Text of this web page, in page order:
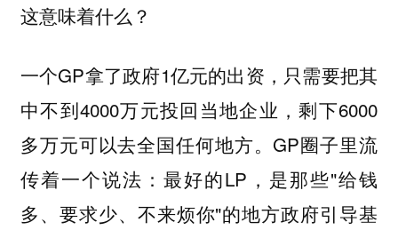
这意味着什么？
一个GP拿了政府1亿元的出资，只需要把其
中不到4000万元投回当地企业，剩下6000
多万元可以去全国任何地方。GP圈子里流
传着一个说法：最好的LP，是那些"给钱
多、要求少、不来烦你"的地方政府引导基